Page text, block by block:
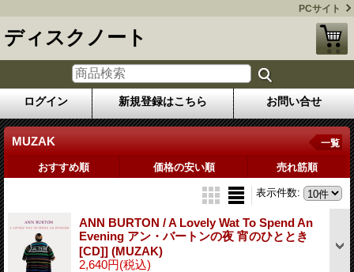
PCサイト
ディスクノート
ログイン 新規登録はこちら お問い合せ
MUZAK 一覧
おすすめ順 価格の安い順 売れ筋順
表示件数:
ANN BURTON / A Lovely Wat To Spend An
Evening アン・バートンの夜 宵のひととき
[CD]] (MUZAK)
2,640円(税込)